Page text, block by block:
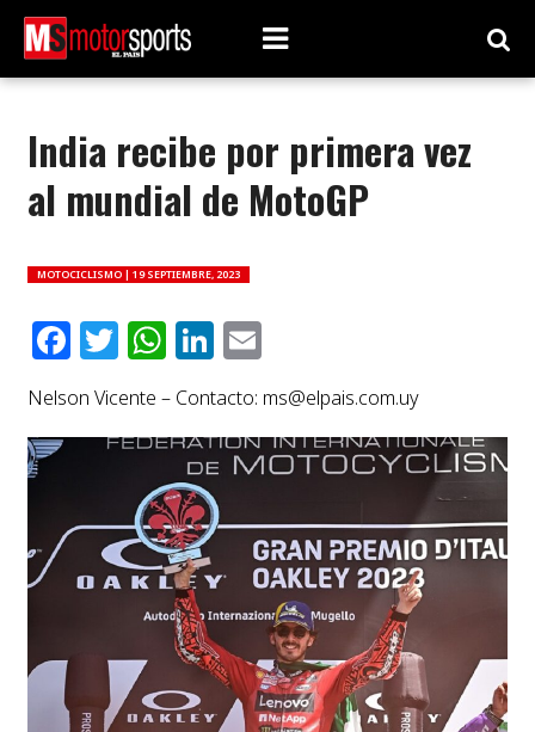
India recibe por primera vez
al mundial de MotoGP
MOTOCICLISMO | 19 SEPTIEMBRE, 2023
Facebook
Twitter
WhatsApp
LinkedIn
Email
Nelson Vicente – Contacto: ms@elpais.com.uy